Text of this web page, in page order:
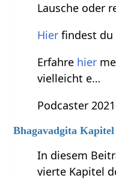
Lausche oder
Hierfindest du
Erfahre hier
vielleicht e…
Podcaster
Bhagavadgita
In diesem
vierte Kapitel